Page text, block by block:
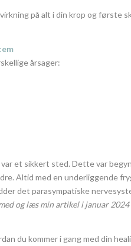
på alt i din krop og første
årsager:
et sikkert sted. Dette var
Altid med en underliggende
det parasympatiske
og læs min artikel i januar 2024
du kommer i gang med din